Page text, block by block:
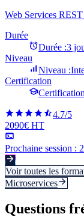
Web Services
Durée
Durée :3
Niveau
Niveau :
Certification
4.7/5
2090€ HT
Prochaine session :
Voir toutes les
Microservices
Questions